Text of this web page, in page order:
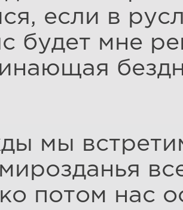
если в
будет мне
мы
потом нас